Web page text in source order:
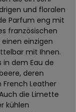
und floralen
Parfum eng mit
französischen
einzigen
mit Ihnen.
in dem Eau de
deren
Leather
die Limette
kühlen